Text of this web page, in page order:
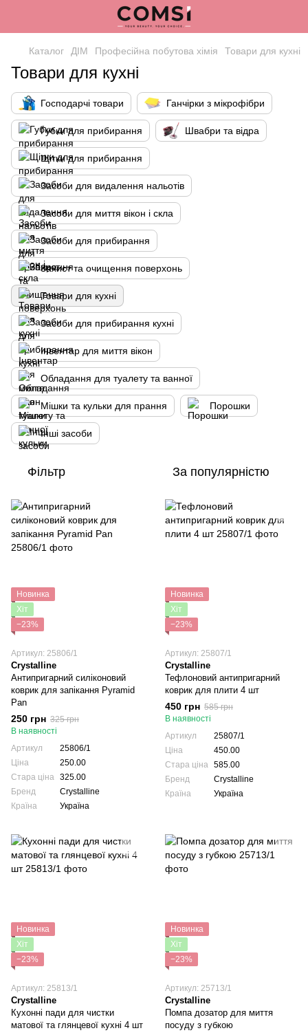
Каталог ДІМ Професійна побутова хімія Товари для кухні
Товари для кухні
Господарчі товари Ганчірки з мікрофібри
Губки для прибирання Швабри та відра
Щітки для прибирання
Засоби для видалення нальотів
Засоби для миття вікон і скла
Засоби для прибирання
Захист та очищення поверхонь
Товари для кухні
Засоби для прибирання кухні
Інвентар для миття вікон
Обладання для туалету та ванної
Мішки та кульки для прання Порошки
Інші засоби
Фільтр За популярністю
Новинка
Хіт
−23%
Артикул: 25806/1
Crystalline
Антипригарний силіконовий
коврик для запікання Pyramid
Pan
250 грн 325 грн
В наявності
Артикул
25806/1
Ціна
250.00
Стара ціна 325.00
Бренд
Crystalline
Країна
Україна
Новинка
Хіт
−23%
Артикул: 25807/1
Crystalline
Тефлоновий антипригарний
коврик для плити 4 шт
450 грн 585 грн
В наявності
Артикул
25807/1
Ціна
450.00
Стара ціна 585.00
Бренд
Crystalline
Країна
Україна
Новинка
Хіт
−23%
Артикул: 25813/1
Crystalline
Кухонні пади для чистки
матової та глянцевої кухні 4 шт
Новинка
Хіт
−23%
Артикул: 25713/1
Crystalline
Помпа дозатор для миття
посуду з губкою